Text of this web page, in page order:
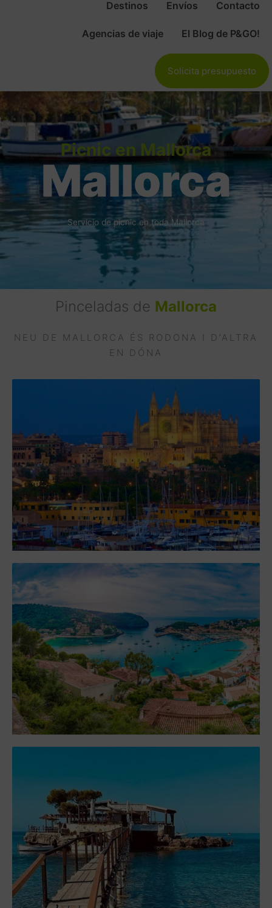
Destinos Envíos Contacto
Agencias de viaje El Blog de P&GO!
Solicita presupuesto
Picnic en Mallorca
Mallorca
Servicio de picnic en toda Mallorca
Pinceladas de Mallorca
NEU DE MALLORCA ÉS RODONA I D’ALTRA
EN DÓNA